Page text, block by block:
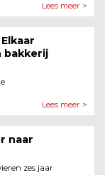
Lees meer >
bakkerij
Lees meer >
naar
zes jaar